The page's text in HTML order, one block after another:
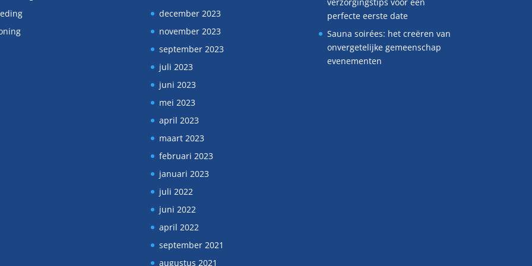
december 2023
november 2023
september 2023
juli 2023
juni 2023
mei 2023
april 2023
maart 2023
februari 2023
januari 2023
juli 2022
juni 2022
april 2022
september 2021
augustus 2021
perfecte eerste date
Sauna soirées: het creëren van
onvergetelijke gemeenschap
evenementen